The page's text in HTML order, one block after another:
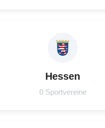
Hessen
0 Sportvereine